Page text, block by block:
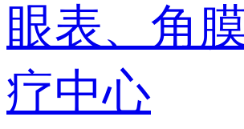
眼表、角
疗中心